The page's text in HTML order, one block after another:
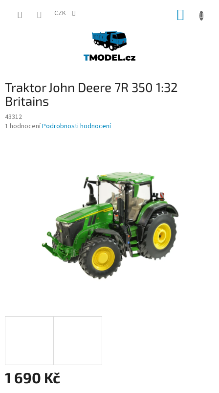
CZK
Traktor John Deere 7R 350 1:32
Britains
43312
Průměrné
1 hodnoceníPodrobnosti hodnocení
1 690 Kč